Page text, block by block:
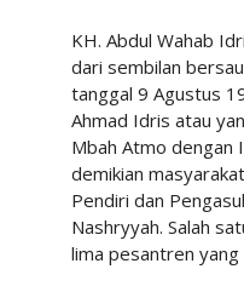
KH. Abdul Wahab
dari sembilan
tanggal 9 Agustus
Ahmad Idris atau
Mbah Atmo dengan
demikian
Pendiri dan
Nashryyah. Salah
lima pesantren